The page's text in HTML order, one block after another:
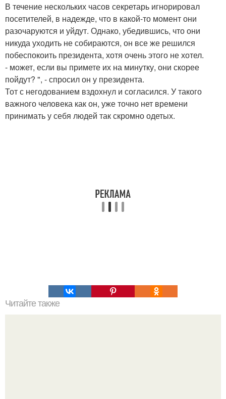
В течение нескольких часов секретарь игнорировал
посетителей, в надежде, что в какой-то момент они
разочаруются и уйдут. Однако, убедившись, что они
никуда уходить не собираются, он все же решился
побеспокоить президента, хотя очень этого не хотел.
- может, если вы примете их на минутку, они скорее
пойдут? ", - спросил он у президента.
Тот с негодованием вздохнул и согласился. У такого
важного человека как он, уже точно нет времени
принимать у себя людей так скромно одетых.
Читайте также